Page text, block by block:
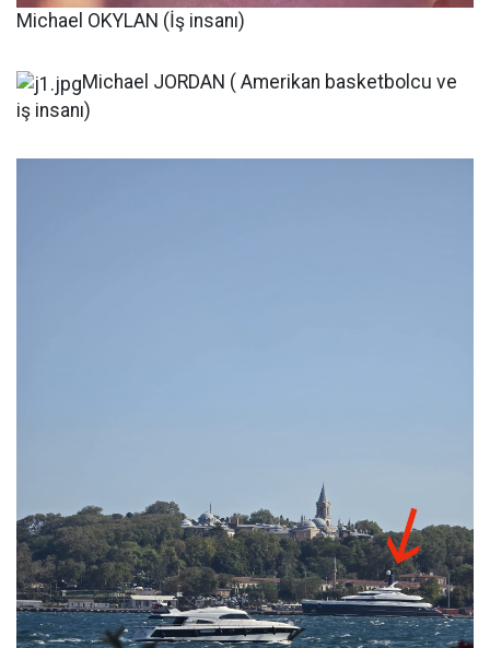
Michael OKYLAN (İş insanı)
Michael JORDAN ( Amerikan basketbolcu ve
iş insanı)